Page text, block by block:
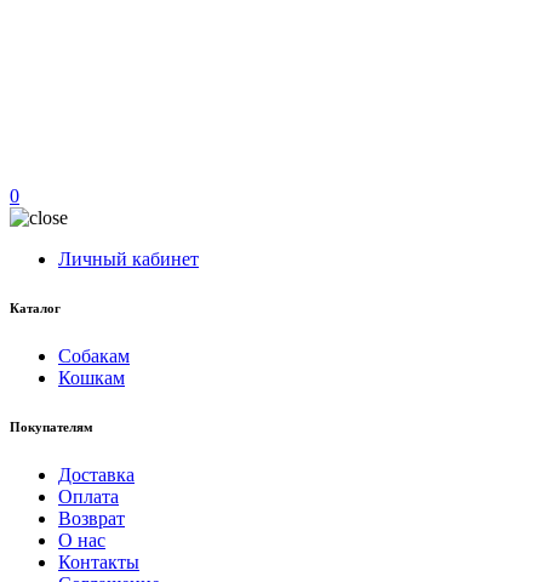
0
Личный кабинет
Каталог
Собакам
Кошкам
Покупателям
Доставка
Оплата
Возврат
О нас
Контакты